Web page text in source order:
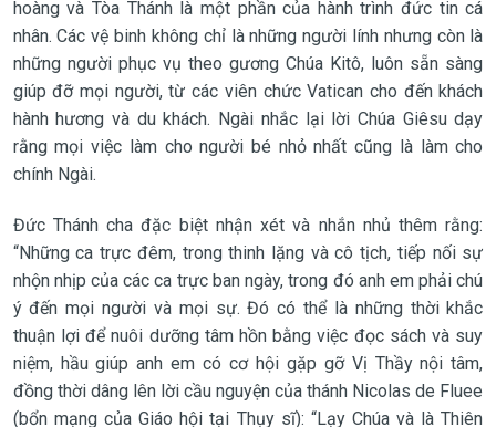
hoàng và Tòa Thánh là một phần của hành trình đức tin cá
nhân. Các vệ binh không chỉ là những người lính nhưng còn là
những người phục vụ theo gương Chúa Kitô, luôn sẵn sàng
giúp đỡ mọi người, từ các viên chức Vatican cho đến khách
hành hương và du khách. Ngài nhắc lại lời Chúa Giêsu dạy
rằng mọi việc làm cho người bé nhỏ nhất cũng là làm cho
chính Ngài.
Đức Thánh cha đặc biệt nhận xét và nhắn nhủ thêm rằng:
“Những ca trực đêm, trong thinh lặng và cô tịch, tiếp nối sự
nhộn nhịp của các ca trực ban ngày, trong đó anh em phải chú
ý đến mọi người và mọi sự. Đó có thể là những thời khắc
thuận lợi để nuôi dưỡng tâm hồn bằng việc đọc sách và suy
niệm, hầu giúp anh em có cơ hội gặp gỡ Vị Thầy nội tâm,
đồng thời dâng lên lời cầu nguyện của thánh Nicolas de Fluee
(bổn mạng của Giáo hội tại Thụy sĩ): “Lạy Chúa và là Thiên